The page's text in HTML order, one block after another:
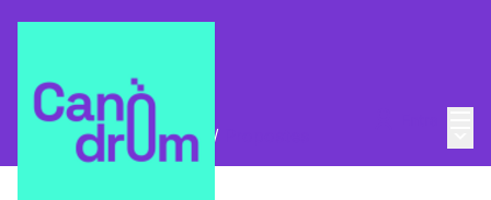
Trobades i assemblees /